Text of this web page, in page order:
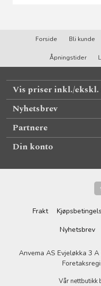
Forside Bli kunde
Åpningstider
Vis priser inkl./ekskl.
Nyhetsbrev
Partnere
Din konto
Frakt
Nyhetsbrev
Anvema AS Evjeløkka 3
Vår nettbutikk